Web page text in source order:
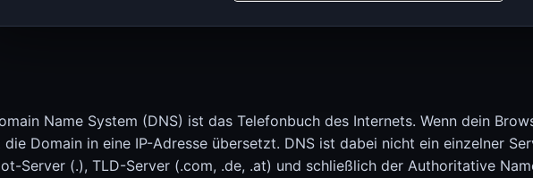
JWT
Name System (DNS) ist das Telefonbuch des Internets. Wenn dein
die Domain in eine IP-Adresse übersetzt. DNS ist dabei nicht ein einzelner
Server (.), TLD-Server (.com, .de, .at) und schließlich der Authoritative